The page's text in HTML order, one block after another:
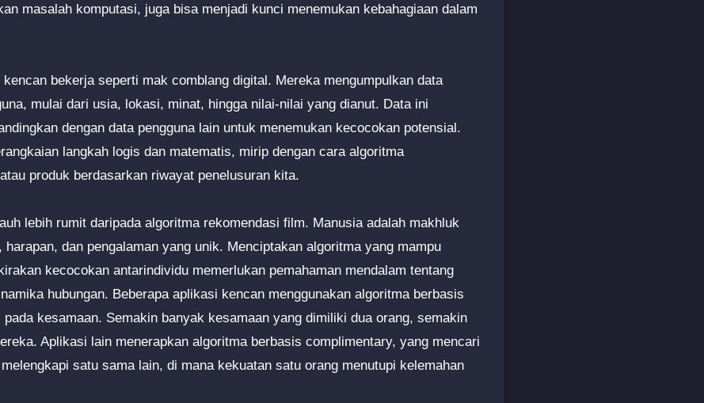
masalah komputasi, juga bisa menjadi kunci menemukan kebahagiaan dalam
bekerja seperti mak comblang digital. Mereka mengumpulkan data
mulai dari usia, lokasi, minat, hingga nilai-nilai yang dianut. Data ini
dengan data pengguna lain untuk menemukan kecocokan potensial.
langkah logis dan matematis, mirip dengan cara algoritma
produk berdasarkan riwayat penelusuran kita.
lebih rumit daripada algoritma rekomendasi film. Manusia adalah makhluk
dan pengalaman yang unik. Menciptakan algoritma yang mampu
kecocokan antarindividu memerlukan pemahaman mendalam tentang
hubungan. Beberapa aplikasi kencan menggunakan algoritma berbasis
kesamaan. Semakin banyak kesamaan yang dimiliki dua orang, semakin
Aplikasi lain menerapkan algoritma berbasis complimentary, yang mencari
satu sama lain, di mana kekuatan satu orang menutupi kelemahan